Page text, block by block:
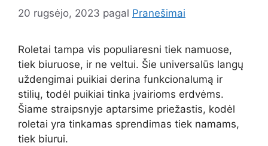
20 rugsėjo, 2023 pagal Pranešimai
Roletai tampa vis populiaresni tiek namuose,
tiek biuruose, ir ne veltui. Šie universalūs langų
uždengimai puikiai derina funkcionalumą ir
stilių, todėl puikiai tinka įvairioms erdvėms.
Šiame straipsnyje aptarsime priežastis, kodėl
roletai yra tinkamas sprendimas tiek namams,
tiek biurui.